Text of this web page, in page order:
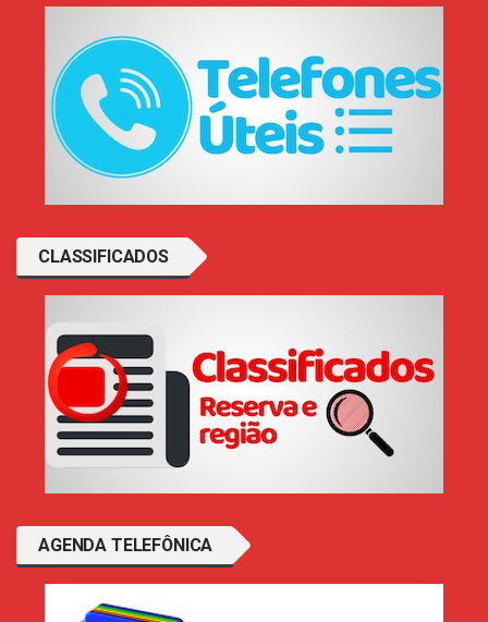
CLASSIFICADOS
AGENDA TELEFÔNICA